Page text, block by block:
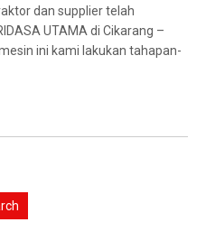
dan supplier telah
UTAMA di Cikarang –
ini kami lakukan tahapan-